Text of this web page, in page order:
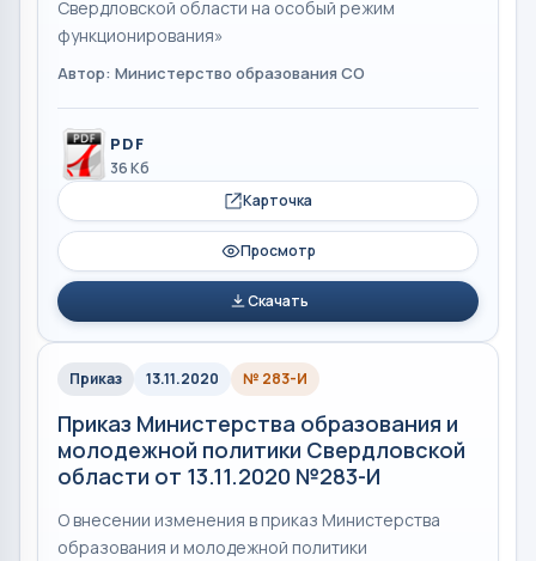
Свердловской области на особый режим
функционирования»
Автор: Министерство образования СО
PDF
36 Кб
Карточка
Просмотр
Скачать
Приказ 13.11.2020 № 283-И
Приказ Министерства образования и
молодежной политики Свердловской
области от 13.11.2020 №283-И
О внесении изменения в приказ Министерства
образования и молодежной политики